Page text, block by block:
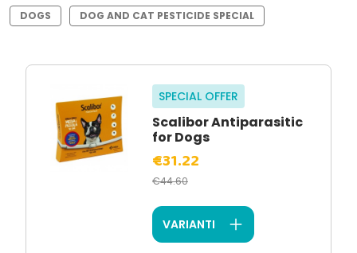
DOGS DOG AND CAT PESTICIDE SPECIAL
SPECIAL OFFER
Scalibor Antiparasitic
for Dogs
€31.22
€44.60
VARIANTI